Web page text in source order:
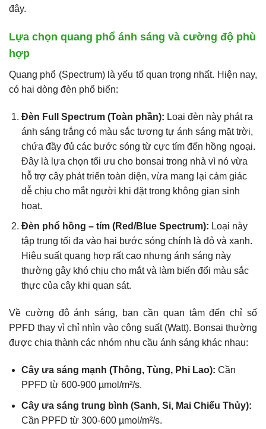
đây.
Lựa chọn quang phổ ánh sáng và cường độ phù
hợp
Quang phổ (Spectrum) là yếu tố quan trọng nhất. Hiện nay,
có hai dòng đèn phổ biến:
Đèn Full Spectrum (Toàn phần): Loại đèn này phát ra
ánh sáng trắng có màu sắc tương tự ánh sáng mặt trời,
chứa đầy đủ các bước sóng từ cực tím đến hồng ngoại.
Đây là lựa chọn tối ưu cho bonsai trong nhà vì nó vừa
hỗ trợ cây phát triển toàn diện, vừa mang lại cảm giác
dễ chịu cho mắt người khi đặt trong không gian sinh
hoạt.
Đèn phổ hồng – tím (Red/Blue Spectrum): Loại này
tập trung tối đa vào hai bước sóng chính là đỏ và xanh.
Hiệu suất quang hợp rất cao nhưng ánh sáng này
thường gây khó chịu cho mắt và làm biến đổi màu sắc
thực của cây khi quan sát.
Về cường độ ánh sáng, bạn cần quan tâm đến chỉ số
PPFD thay vì chỉ nhìn vào công suất (Watt). Bonsai thường
được chia thành các nhóm nhu cầu ánh sáng khác nhau:
Cây ưa sáng mạnh (Thông, Tùng, Phi Lao): Cần
PPFD từ 600-900 µmol/m²/s.
Cây ưa sáng trung bình (Sanh, Si, Mai Chiếu Thủy):
Cần PPFD từ 300-600 µmol/m²/s.